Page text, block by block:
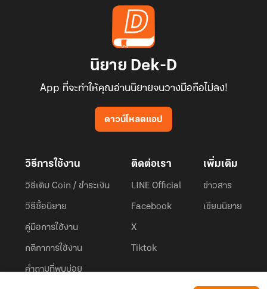
นิยาย Dek-D
App ที่จะทำให้คุณอ่านนิยายจนวางมือถือไม่ลง!
ดาวน์โหลดแอป
วิธีการใช้งาน
วิธีเติม Coin / ชำระเงิน
วิธีซื้อนิยาย
คู่มือการใช้งาน
กติกาการใช้งาน
คำถามที่พบบ่อย
ติดต่อเรา
LINE Official
Facebook
X
Tiktok
เพิ่มเติม
ข่าวสาร
เขียนนิยาย